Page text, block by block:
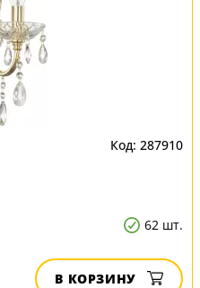
287910
62 шт.
В КОРЗИНУ